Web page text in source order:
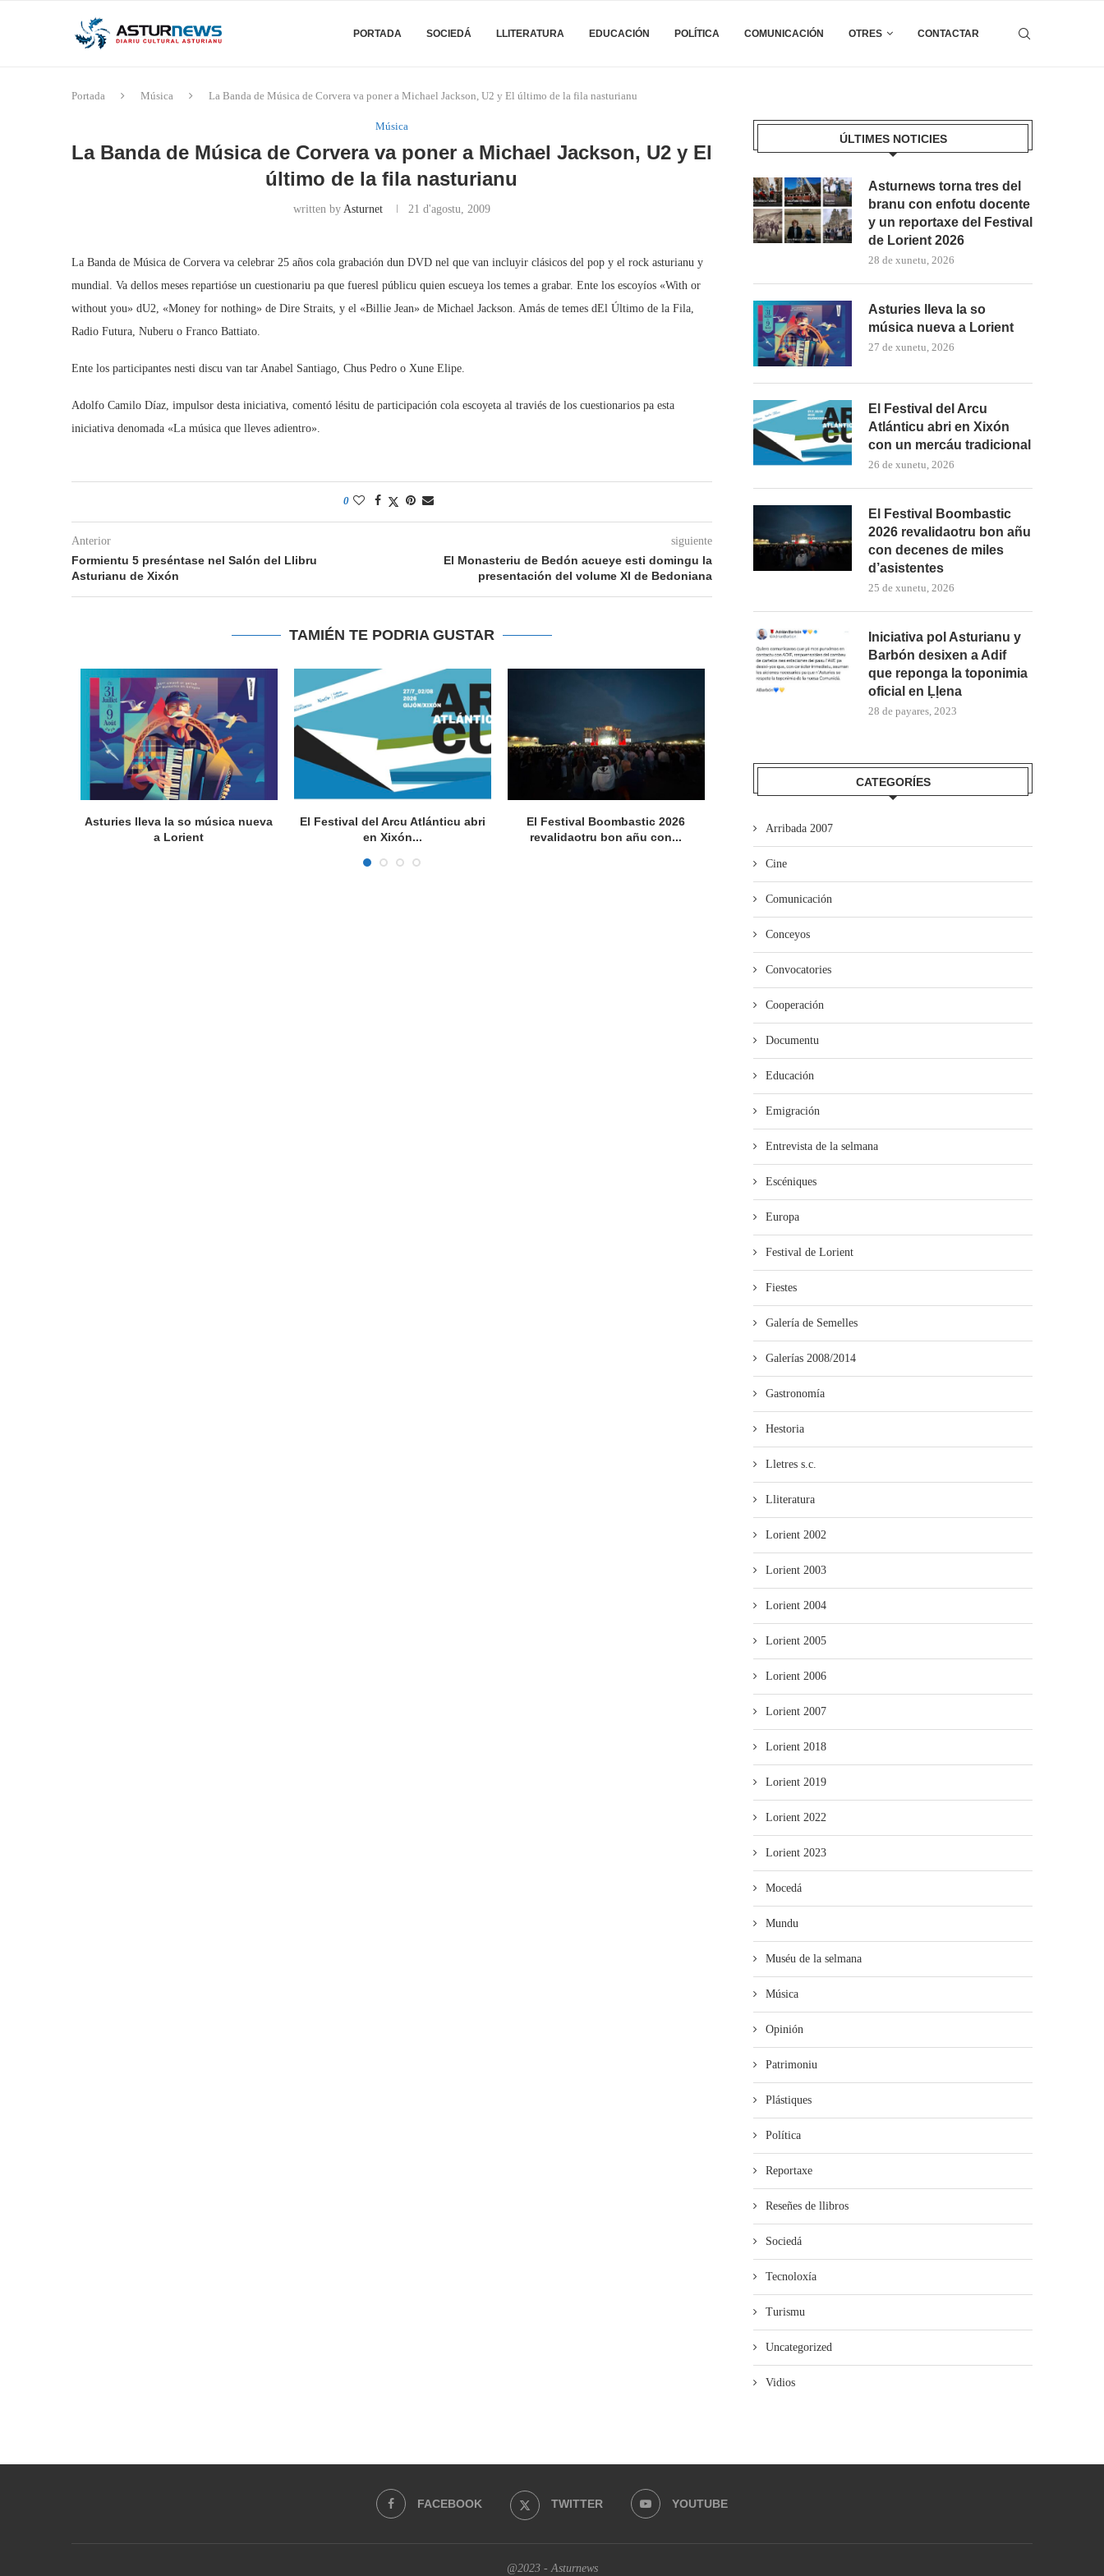
PORTADA SOCIEDÁ LLITERATURA EDUCACIÓN POLÍTICA COMUNICACIÓN OTRES CONTACTAR
Portada Música La Banda de Música de Corvera va poner a Michael Jackson, U2 y El último de la fila nasturianu
Música
La Banda de Música de Corvera va poner a Michael Jackson, U2 y El
último de la fila nasturianu
written by Asturnet 21 d'agostu, 2009
La Banda de Música de Corvera va celebrar 25 años cola grabación dun DVD nel que van incluyir clásicos del pop y el rock asturianu y
mundial. Va dellos meses repartióse un cuestionariu pa que fueresl públicu quien escueya los temes a grabar. Ente los escoyíos «With or
without you» dU2, «Money for nothing» de Dire Straits, y el «Billie Jean» de Michael Jackson. Amás de temes dEl Último de la Fila,
Radio Futura, Nuberu o Franco Battiato.
Ente los participantes nesti discu van tar Anabel Santiago, Chus Pedro o Xune Elipe.
Adolfo Camilo Díaz, impulsor desta iniciativa, comentó lésitu de participación cola escoyeta al traviés de los cuestionarios pa esta
iniciativa denomada «La música que lleves adientro».
0
Anterior
Formientu 5 preséntase nel Salón del Llibru
Asturianu de Xixón
siguiente
El Monasteriu de Bedón acueye esti domingu la
presentación del volume XI de Bedoniana
TAMIÉN TE PODRIA GUSTAR
Asturies lleva la so música nueva
a Lorient
El Festival del Arcu Atlánticu abri
en Xixón...
El Festival Boombastic 2026
revalidaotru bon añu con...
Semando Son amuesa’l nuevu folk
ÚLTIMES NOTICIES
Asturnews torna tres del
branu con enfotu docente
y un reportaxe del Festival
de Lorient 2026
28 de xunetu, 2026
Asturies lleva la so
música nueva a Lorient
27 de xunetu, 2026
El Festival del Arcu
Atlánticu abri en Xixón
con un mercáu tradicional
26 de xunetu, 2026
El Festival Boombastic
2026 revalidaotru bon añu
con decenes de miles
d’asistentes
25 de xunetu, 2026
Iniciativa pol Asturianu y
Barbón desixen a Adif
que reponga la toponimia
oficial en Ḷḷena
28 de payares, 2023
CATEGORÍES
Arribada 2007
Cine
Comunicación
Conceyos
Convocatories
Cooperación
Documentu
Educación
Emigración
Entrevista de la selmana
Escéniques
Europa
Festival de Lorient
Fiestes
Galería de Semelles
Galerías 2008/2014
Gastronomía
Hestoria
Lletres s.c.
Lliteratura
Lorient 2002
Lorient 2003
Lorient 2004
Lorient 2005
Lorient 2006
Lorient 2007
Lorient 2018
Lorient 2019
Lorient 2022
Lorient 2023
Mocedá
Mundu
Muséu de la selmana
Música
Opinión
Patrimoniu
Plástiques
Política
Reportaxe
Reseñes de llibros
Sociedá
Tecnoloxía
Turismu
Uncategorized
Vidios
FACEBOOK TWITTER YOUTUBE
@2023 - Asturnews